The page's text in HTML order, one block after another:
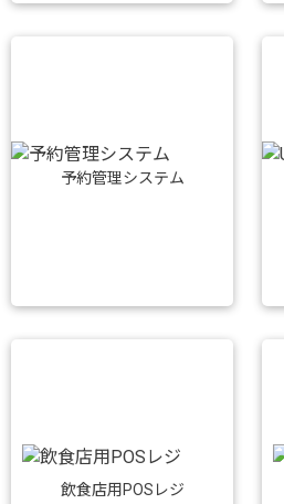
予約管理システム
飲食店用POSレジ